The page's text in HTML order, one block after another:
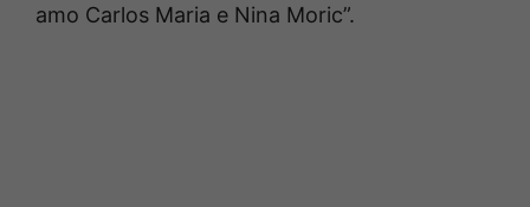
amo Carlos Maria e Nina Moric”.